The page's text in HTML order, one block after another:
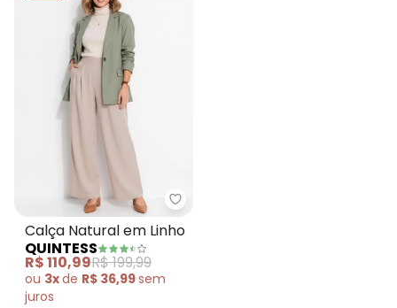
Quintess - Calça Natural em
Calça Natural em Linho
QUINTESS
R$ 110,99R$ 199,99
ou 3xde R$ 36,99sem
juros